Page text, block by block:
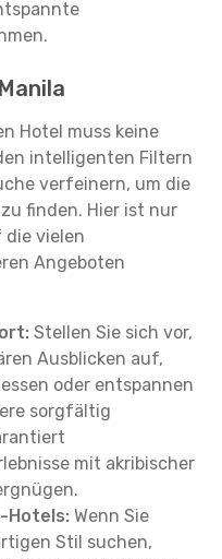
Hotel muss keine
intelligenten Filtern
verfeinern, um die
finden. Hier ist nur
die vielen
Angeboten
Stellen Sie sich vor,
Ausblicken auf,
oder entspannen
sorgfältig
mit akribischer
Hotels: Wenn Sie
Stil suchen,